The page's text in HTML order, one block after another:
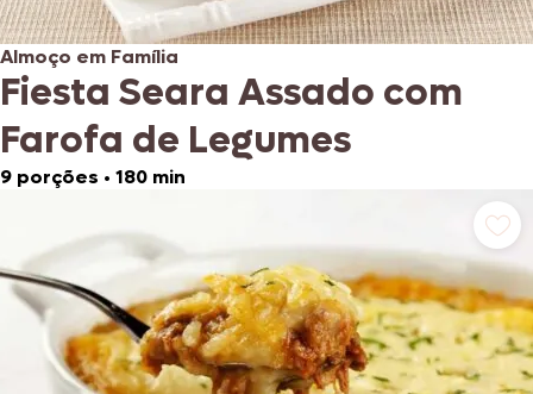
Almoço em Família
Fiesta Seara Assado com
Farofa de Legumes
9 porções • 180 min